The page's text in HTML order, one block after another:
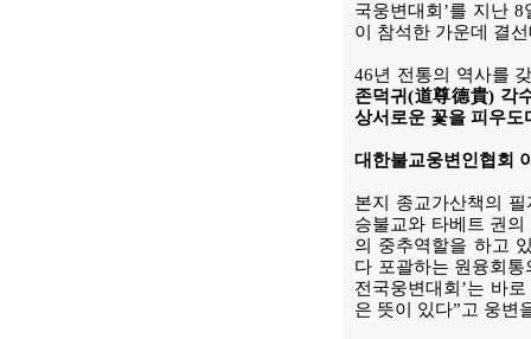
국웅변대회’를 지난
이 참석한 가운데 결
46년 전통의 역사를
존덕귀(道尊德貴) 각
상서로운 꽃을 피우도
대한불교웅변인협회
본지 종교가산책의
승불교와 타베트 권
의 중추역할을 하고
다 포괄하는 원융회
전국웅변대회’는 바
은 뜻이 있다”고 웅변